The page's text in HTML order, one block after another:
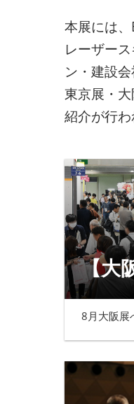
本展には
レーザー
ン・建設
東京展・
紹介が行わ
【大
8月大阪展